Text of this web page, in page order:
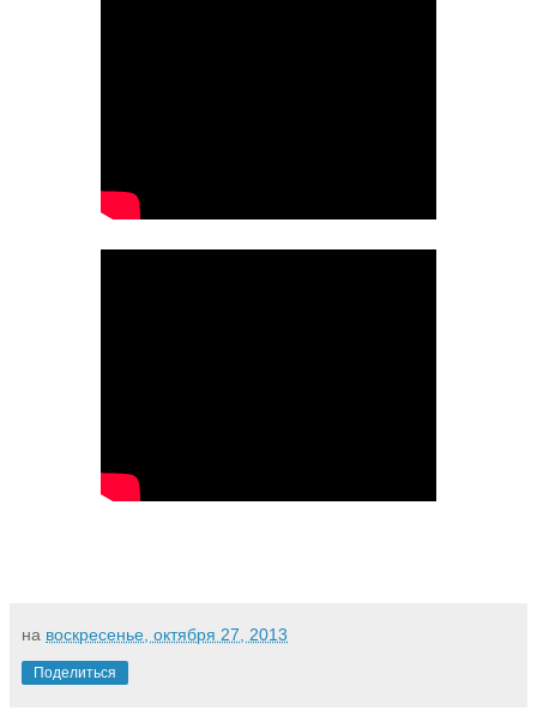
на воскресенье, октября 27, 2013
Поделиться